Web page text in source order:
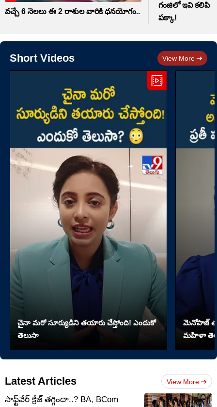
వచ్చే 6 నెలలు ఈ 2 రాశుల వారికి ధనయోగం..
గంజిలో ఇవి కలిపి
పక్కా!
Short Videos View More
చైనా మరో సూర్యుడిని తయారు చేస్తోంది! ఎందుకో
తెలుసా
మెనోపాజ్
మహిళా
Latest Articles View More
సాఫ్ట్‌వేర్‌ క్రేజ్ తగ్గిందా..? BA, BCom